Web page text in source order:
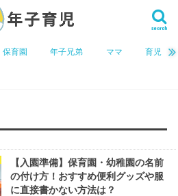
search
保育園 年子兄弟 ママ 育児
【入園準備】保育園・幼稚園の名前
の付け方！おすすめ便利グッズや服
に直接書かない方法は？